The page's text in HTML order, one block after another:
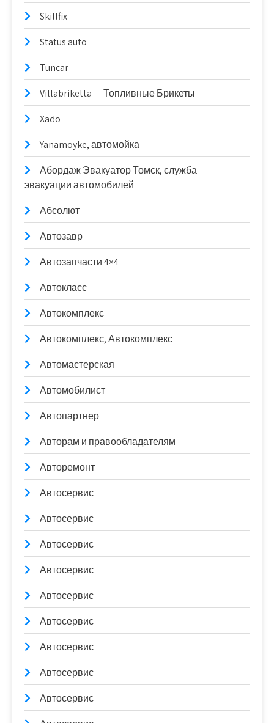
Skillfix
Status auto
Tuncar
Villabriketta — Топливные Брикеты
Xado
Yanamoyke, автомойка
Абордаж Эвакуатор Томск, служба
эвакуации автомобилей
Абсолют
Автозавр
Автозапчасти 4×4
Автокласс
Автокомплекс
Автокомплекс, Автокомплекс
Автомастерская
Автомобилист
Автопартнер
Авторам и правообладателям
Авторемонт
Автосервис
Автосервис
Автосервис
Автосервис
Автосервис
Автосервис
Автосервис
Автосервис
Автосервис